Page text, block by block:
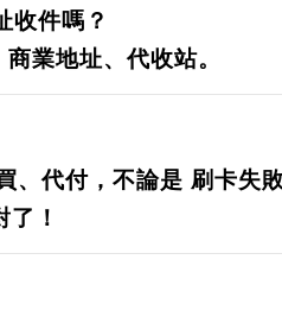
件嗎？
業地址、代收站。
、代付，不論是 刷卡失
！